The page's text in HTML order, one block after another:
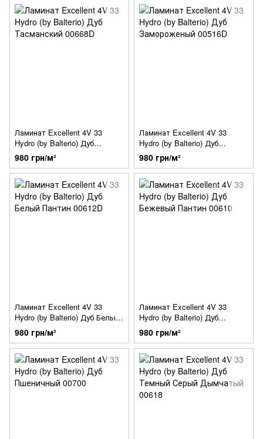
Ламинат Excellent 4V 33
Hydro (by Balterio) Дуб
Тасманский 00668D
980 грн/м²
Ламинат Excellent 4V 33
Hydro (by Balterio) Дуб
Замороженый 00516D
980 грн/м²
Ламинат Excellent 4V 33
Hydro (by Balterio) Дуб Белый
Пантин 00612D
980 грн/м²
Ламинат Excellent 4V 33
Hydro (by Balterio) Дуб
Бежевый Пантин 00610
980 грн/м²